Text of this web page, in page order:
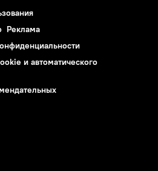
Реклама
и автоматического